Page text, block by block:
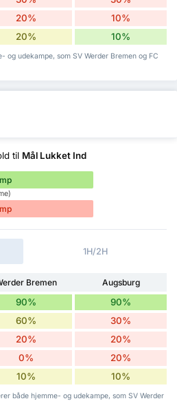
20% 10%
20% 10%
og udekampe, som SV Werder Bremen og FC
til Mål Lukket Ind
1H/2H
Bremen
Augsburg
90% 90%
60% 30%
20% 20%
0% 20%
10% 10%
både hjemme- og udekampe, som SV Werder